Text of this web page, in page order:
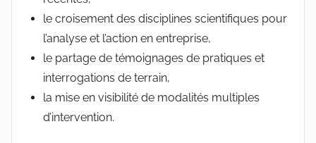
le croisement des disciplines scientifiques pour
l’analyse et l’action en entreprise,
le partage de témoignages de pratiques et
interrogations de terrain,
la mise en visibilité de modalités multiples
d’intervention.